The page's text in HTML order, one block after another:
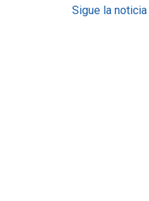
Sigue la noticia